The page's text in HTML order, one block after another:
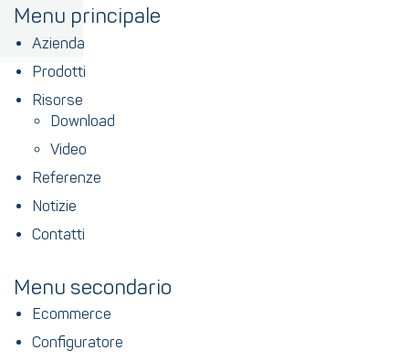
Menu principale
Azienda
Prodotti
Risorse
Download
Video
Referenze
Notizie
Contatti
Menu secondario
Ecommerce
Configuratore